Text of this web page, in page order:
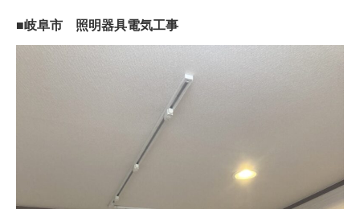
■岐阜市 照明器具電気工事